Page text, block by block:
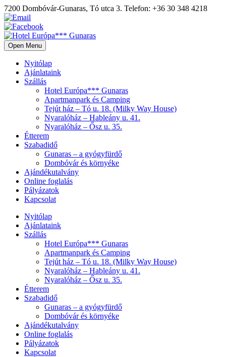
7200 Dombóvár-Gunaras, Tó utca 3. Telefon: +36 30 348 4218
Open Menu
Nyitólap
Ajánlataink
Szállás
Hotel Európa*** Gunaras
Apartmanpark és Camping
Tejút ház – Tó u. 18. (Milky Way House)
Nyaralóház – Hableány u. 41.
Nyaralóház – Ősz u. 35.
Étterem
Szabadidő
Gunaras – a gyógyfürdő
Dombóvár és környéke
Ajándékutalvány
Online foglalás
Pályázatok
Kapcsolat
Nyitólap
Ajánlataink
Szállás
Hotel Európa*** Gunaras
Apartmanpark és Camping
Tejút ház – Tó u. 18. (Milky Way House)
Nyaralóház – Hableány u. 41.
Nyaralóház – Ősz u. 35.
Étterem
Szabadidő
Gunaras – a gyógyfürdő
Dombóvár és környéke
Ajándékutalvány
Online foglalás
Pályázatok
Kapcsolat